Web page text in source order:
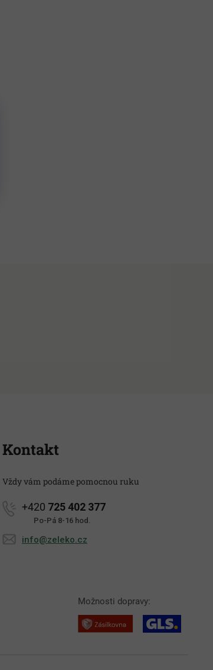
Kontakt
Vždy vám podáme pomocnou ruku
+420 725 402 377
Po-Pá 8-16 hod.
info@zeleko.cz
Možnosti dopravy: